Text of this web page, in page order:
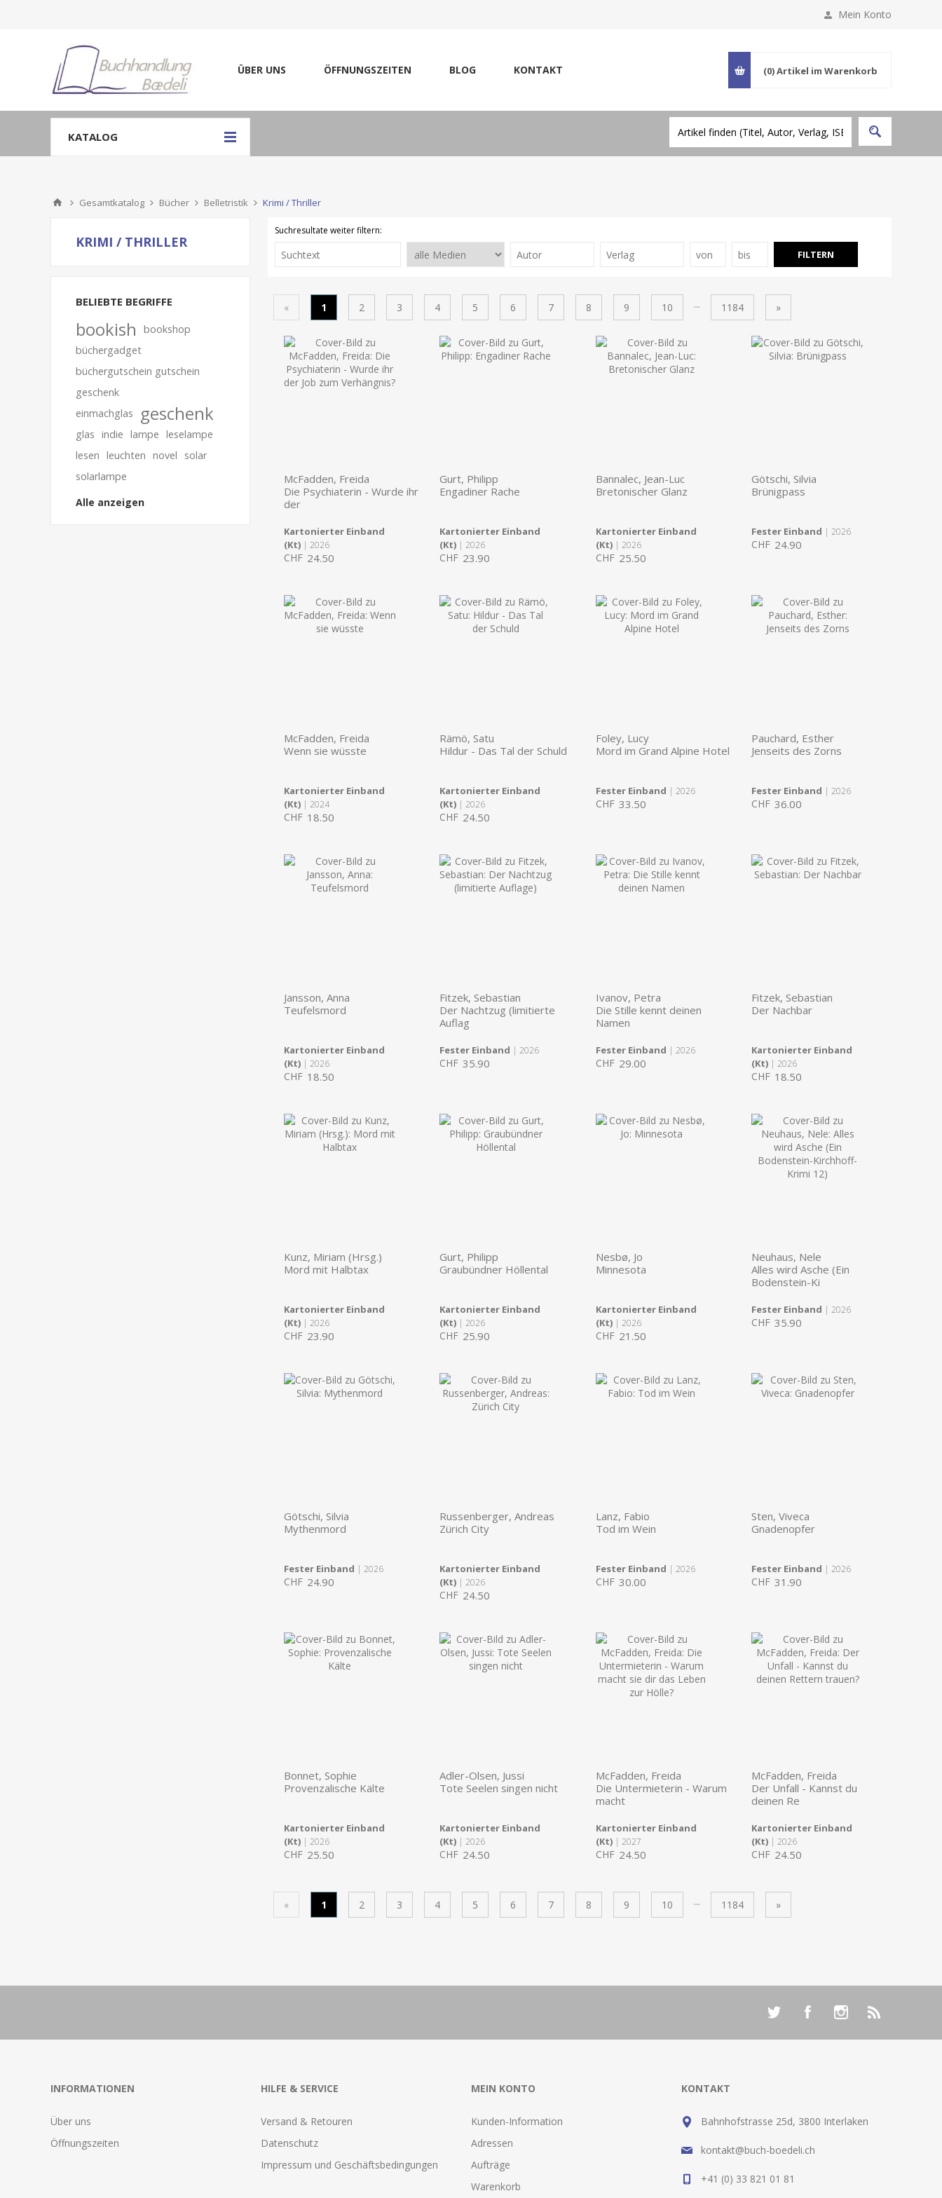
Mein Konto
ÜBER UNS ÖFFNUNGSZEITEN BLOG KONTAKT (0)Artikel im Warenkorb
KATALOG
Gesamtkatalog Bücher Belletristik Krimi / Thriller
Suchresultate weiter filtern:
« 1 2 3 4 5 6 7 8 9 10 ... 1184 »
McFadden, Freida
Die Psychiaterin - Wurde ihr
der
Kartonierter Einband
(Kt)| 2026
CHF 24.50
Gurt, Philipp
Engadiner Rache
Kartonierter Einband
(Kt) | 2026
CHF 23.90
Bannalec, Jean-Luc
Bretonischer Glanz
Kartonierter Einband
(Kt)| 2026
CHF 25.50
Götschi, Silvia
Brünigpass
Fester Einband | 2026
CHF 24.90
McFadden, Freida
Wenn sie wüsste
Kartonierter Einband
(Kt)| 2024
CHF 18.50
Rämö, Satu
Hildur - Das Tal der Schuld
Kartonierter Einband
(Kt) | 2026
CHF 24.50
Foley, Lucy
Mord im Grand Alpine Hotel
Fester Einband | 2026
CHF 33.50
Pauchard, Esther
Jenseits des Zorns
Fester Einband | 2026
CHF 36.00
Jansson, Anna
Teufelsmord
Kartonierter Einband
(Kt)| 2026
CHF 18.50
Fitzek, Sebastian
Der Nachtzug (limitierte
Auflag
Fester Einband | 2026
CHF 35.90
Ivanov, Petra
Die Stille kennt deinen
Namen
Fester Einband | 2026
CHF 29.00
Fitzek, Sebastian
Der Nachbar
Kartonierter Einband
(Kt) | 2026
CHF 18.50
Kunz, Miriam (Hrsg.)
Mord mit Halbtax
Kartonierter Einband
(Kt)| 2026
CHF 23.90
Gurt, Philipp
Graubündner Höllental
Kartonierter Einband
(Kt) | 2026
CHF 25.90
Nesbø, Jo
Minnesota
Kartonierter Einband
(Kt)| 2026
CHF 21.50
Neuhaus, Nele
Alles wird Asche (Ein
Bodenstein-Ki
Fester Einband | 2026
CHF 35.90
Götschi, Silvia
Mythenmord
Fester Einband | 2026
CHF 24.90
Russenberger, Andreas
Zürich City
Kartonierter Einband
(Kt) | 2026
CHF 24.50
Lanz, Fabio
Tod im Wein
Fester Einband | 2026
CHF 30.00
Sten, Viveca
Gnadenopfer
Fester Einband | 2026
CHF 31.90
Bonnet, Sophie
Provenzalische Kälte
Kartonierter Einband
(Kt)| 2026
CHF 25.50
Adler-Olsen, Jussi
Tote Seelen singen nicht
Kartonierter Einband
(Kt) | 2026
CHF 24.50
McFadden, Freida
Die Untermieterin - Warum
macht
Kartonierter Einband
(Kt)| 2027
CHF 24.50
McFadden, Freida
Der Unfall - Kannst du
deinen Re
Kartonierter Einband
(Kt) | 2026
CHF 24.50
« 1 2 3 4 5 6 7 8 9 10 ... 1184 »
KRIMI / THRILLER
BELIEBTE BEGRIFFE
bookish
bookshop
büchergadget
büchergutschein gutschein
geschenk
einmachglas
geschenk
glas indie lampe leselampe
lesen leuchten novel
solar
solarlampe
Alle anzeigen
INFORMATIONEN
Über uns
Öffnungszeiten
HILFE & SERVICE
Versand & Retouren
Datenschutz
Impressum und Geschäftsbedingungen
MEIN KONTO
Kunden-Information
Adressen
Aufträge
Warenkorb
KONTAKT
Bahnhofstrasse 25d, 3800 Interlaken
kontakt@buch-boedeli.ch
+41 (0) 33 821 01 81